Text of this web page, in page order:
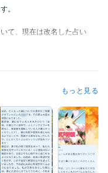
。
て、現在は改名した占い
、アカウントが凍結され
測で巻き込まないように
い方法を学んだから弁護
るようになりました。
報漏洩もしてません。信
ない家族や友人の占いを代
下さい！
もっと見る